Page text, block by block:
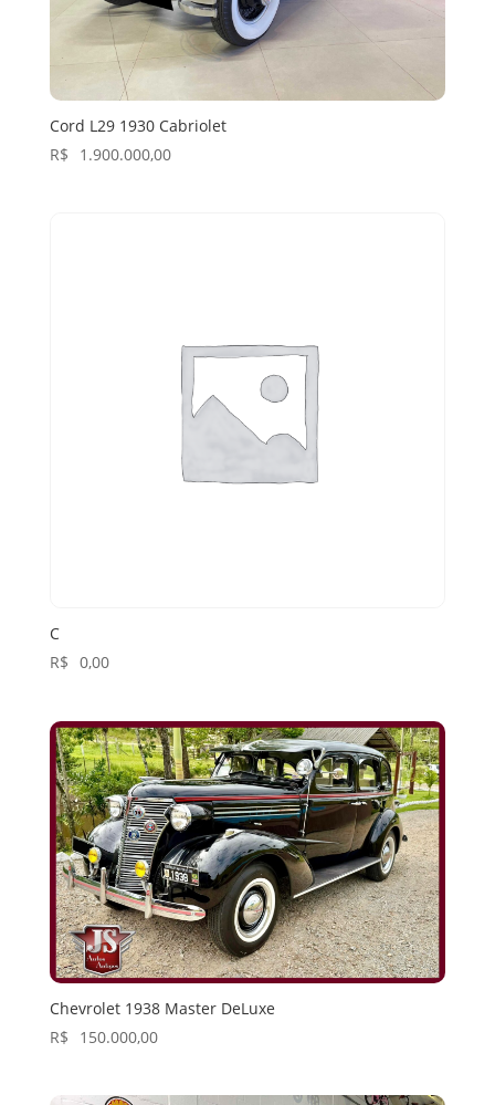
Cord L29 1930 Cabriolet
R$
1.900.000,00
C
R$ 0,00
Chevrolet 1938 Master DeLuxe
R$
150.000,00